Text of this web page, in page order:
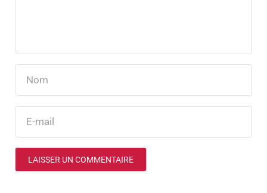
LAISSER UN COMMENTAIRE